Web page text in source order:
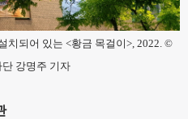
치되어 있는 <황금 목걸이>, 2022. ©
강명주 기자